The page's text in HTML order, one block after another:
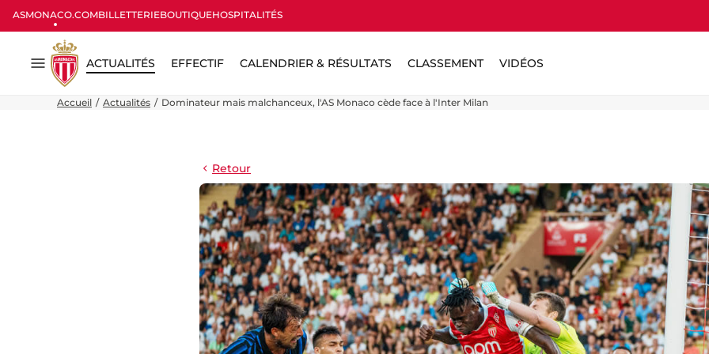
ASMONACO.COMBILLETTERIEBOUTIQUEHOSPITALITÉS
Menu
ACTUALITÉS EFFECTIF CALENDRIER & RÉSULTATS CLASSEMENT VIDÉOS
Accueil Actualités Dominateur mais malchanceux, l'AS Monaco cède face à l'Inter Milan
Retour